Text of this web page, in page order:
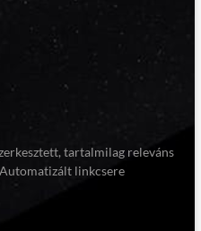
tartalmilag releváns
linkcsere